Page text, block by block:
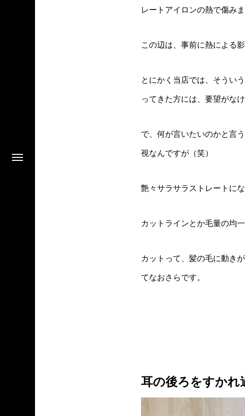
レートアイロンの熱で傷みま
この辺は、事前に熱による
とにかく当店では、そうい
ってきた方には、要望がな
で、何が言いたいのかと言
視なんですが（笑）
艶々サラサラストレートに
カットラインとか毛量の均
カットって、髪の毛に動き
てなおさらです。
耳の後ろをすか